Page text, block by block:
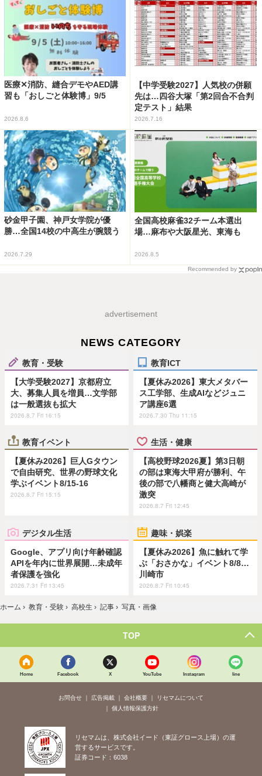
医療✕消防、縫合デモやAED講
習も「おしごと体験博」9/5
2026.8.6
【中学受験2027】人気校の併願
先は…四谷大塚「第2回合不合判
定テスト」結果
2026.7.16
砂金甲子園、神戸女学院が優
勝…全国14校の中高生が腕競う
2026.7.29
全国高校麻雀32チーム本選出
場…麻布や大阪星光、東海も
2026.8.5
Recommended by
advertisement
NEWS CATEGORY
教育・受験
【大学受験2027】京都府立
大、募集人員を増員…文学部
は一般選抜も拡大
2026.8.7 Fri 16:15
教育ICT
【夏休み2026】東大メタバー
ス工学部、生成AIなどジュニ
ア講座6選
2026.7.30 Thu 11:15
教育イベント
【夏休み2026】巨人Gタウン
で自由研究、世界の野球文化
学ぶイベント8/15-16
2026.8.7 Fri 15:15
生活・健康
【高校野球2026夏】第3日朝
の部は東海大甲府が勝利、午
後の部で八幡商と健大高崎が
激突
2026.8.7 Fri 12:45
デジタル生活
Google、アプリ向け年齢確認
APIを年内に世界展開…未成年
者保護を強化
2026.7.31 Fri 13:45
趣味・娯楽
【夏休み2026】魚に触れて学
ぶ「おさかな」イベント8/8…
川崎市
2026.8.7 Fri 10:45
ホーム › 教育・受験 › 高校生 › 記事 › 写真・画像
TOP
Home Facebook X YouTube Instagram line
お問合せ 広告掲載 会社概要
リセマムについて
個人情報保護方針
リセマムは、株式会社イード（東証グロース上場）の運
営するサービスです。
証券コード：6038